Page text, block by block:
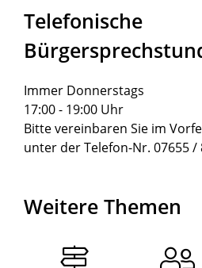
Telefonische
Immer Donnerstags
17:00 - 19:00 Uhr
Bitte vereinbaren Sie im
unter der Telefon-Nr. 07655 /
Weitere Themen